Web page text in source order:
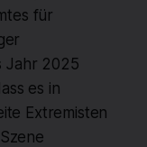
für
Jahr 2025
es in
Extremisten